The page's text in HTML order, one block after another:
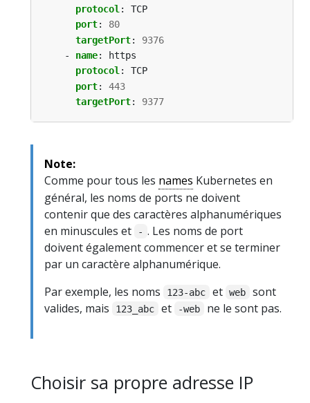
protocol :
TCP
port:
80
targetPort:
9376
- name:
https
protocol:
TCP
port:
443
targetPort: 9377
Note:
Comme pour tous les names Kubernetes en
général, les noms de ports ne doivent
contenir que des caractères alphanumériques
en minuscules et
- . Les noms de port
doivent également commencer et se terminer
par un caractère alphanumérique.
Par exemple, les noms
123-abc et web
sont
valides, mais
123_abc et -web ne le sont pas.
Choisir sa propre adresse IP